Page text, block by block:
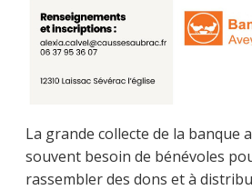
La grande collecte de la banque
souvent besoin de bénévoles
rassembler des dons et à